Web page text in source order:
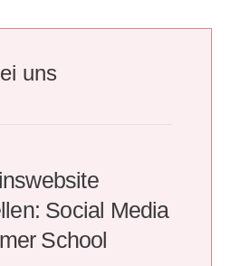
uns
Social Media
School